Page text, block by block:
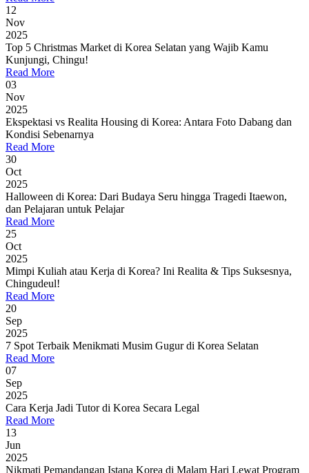
12
Nov
2025
Top 5 Christmas Market di Korea Selatan yang Wajib Kamu
Kunjungi, Chingu!
Read More
03
Nov
2025
Ekspektasi vs Realita Housing di Korea: Antara Foto Dabang dan
Kondisi Sebenarnya
Read More
30
Oct
2025
Halloween di Korea: Dari Budaya Seru hingga Tragedi Itaewon,
dan Pelajaran untuk Pelajar
Read More
25
Oct
2025
Mimpi Kuliah atau Kerja di Korea? Ini Realita & Tips Suksesnya,
Chingudeul!
Read More
20
Sep
2025
7 Spot Terbaik Menikmati Musim Gugur di Korea Selatan
Read More
07
Sep
2025
Cara Kerja Jadi Tutor di Korea Secara Legal
Read More
13
Jun
2025
Nikmati Pemandangan Istana Korea di Malam Hari Lewat Program